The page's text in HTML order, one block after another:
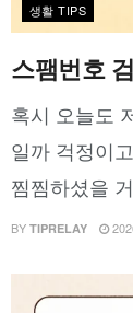
생활 TIPS
스팸번호
혹시 오늘도
일까 걱정이
찜찜하셨을
BY TIPRELAY